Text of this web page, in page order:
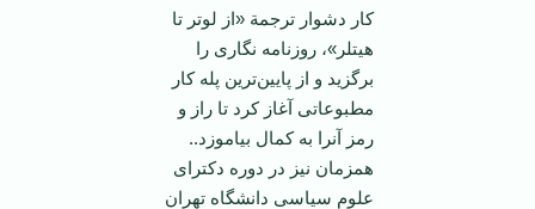
کار دشوار ترجمة «از لو‌تر تا
هیتلر»، روزنامه نگاری را
برگزید و از پایین‌ترین پله کار
مطبوعاتی آغاز کرد تا راز و
رمز آنرا به کمال بیاموزد..
همزمان نیز در دوره دکترای
علوم سیاسی دانشگاه تهران